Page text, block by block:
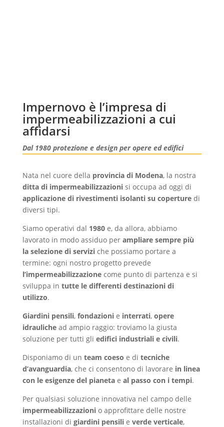
Impernovo è l’impresa di
impermeabilizzazioni a cui
affidarsi
Dal 1980 protezione e design per opere ed edifici
Nata nel cuore della provincia di Modena, la nostra
ditta di impermeabilizzazionisi occupa ad oggi di
applicazione di rivestimenti isolanti su coperture di
diversi tipi.
Siamo operativi dal 1980e, da allora, abbiamo
lavorato in modo assiduo per ampliare sempre più
la selezione di serviziche possiamo portare a
termine: ogni nostro progetto prevede
l’impermeabilizzazionecome punto di partenza e si
sviluppa in tutte le differenti destinazioni di
utilizzo.
Giardini pensili, fondazionie interrati, opere
idraulichead ampio raggio: troviamo la giusta
soluzione per tutti gli edifici industriali e civili.
Disponiamo di un team coeso e di tecniche
d’avanguardia, che ci consentono di lavorare in linea
con le esigenze del pianetae al passo con i tempi.
Per qualsiasi soluzione innovativa nel campo delle
impermeabilizzazionio approfittare delle nostre
installazioni di giardini pensilie verde verticale,